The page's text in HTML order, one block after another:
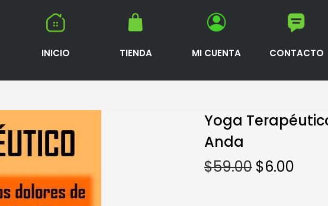
INICIO TIENDA MI CUENTA CONTACTO
Yoga
Anda
$59.00 $6.00